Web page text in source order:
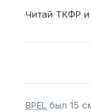
Читай ТКФР
BPEL был 15